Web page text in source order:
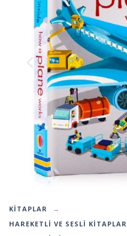
KITAPLAR
HAREKETLI VE SESLI KITAPLAR